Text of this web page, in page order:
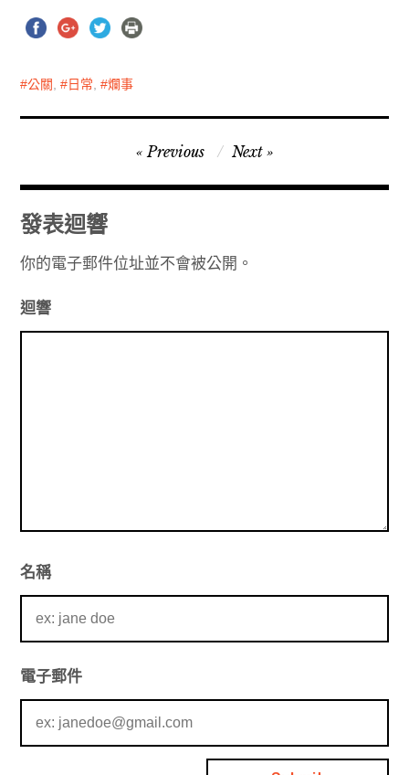
公關 , 日常 , 爛事
章
導
覽
Previous Next
發表迴響
你的電子郵件位址並不會被公開。
迴響
名稱
電子郵件